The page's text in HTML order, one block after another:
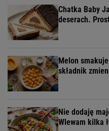
Chatka Baby
deserach.
Melon
składnik
Nie dodaję
Wlewam kilka